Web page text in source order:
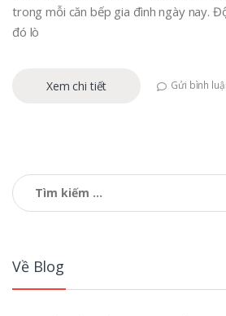
trong mỗi căn bếp gia đình ngày nay.
đó lò
Xem chi tiết Gửi bình
Tìm
kiếm
cho:
Về Blog